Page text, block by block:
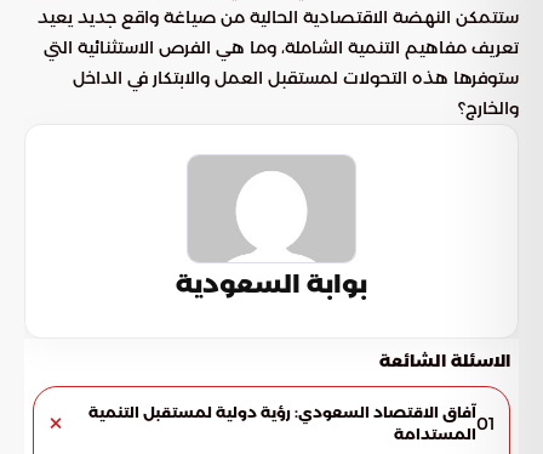
ستتمكن النهضة الاقتصادية الحالية من صياغة واقع جديد يعيد
تعريف مفاهيم التنمية الشاملة، وما هي الفرص الاستثنائية التي
ستوفرها هذه التحولات لمستقبل العمل والابتكار في الداخل
والخارج؟
بوابة السعودية
الاسئلة الشائعة
01آفاق الاقتصاد السعودي: رؤية دولية لمستقبل التنمية
المستدامة